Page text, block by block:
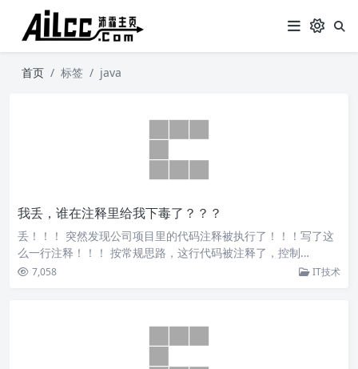
首页 标签 java
我丢，谁在注释里给我下毒了？？？
丢！！！ 突然发现公司项目里的代码注释被执行了！！！写了这
么一行注释！！！ 按常规思路，这行代码被注释了，控制…
7,058 IT技术